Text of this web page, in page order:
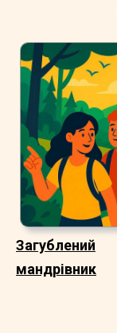
Загублений
мандрівник